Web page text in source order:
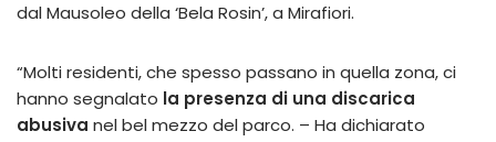
dal Mausoleo della ‘Bela Rosin’, a Mirafiori.
“Molti residenti, che spesso passano in quella zona, ci
hanno segnalato la presenza di una discarica
abusiva nel bel mezzo del parco. – Ha dichiarato